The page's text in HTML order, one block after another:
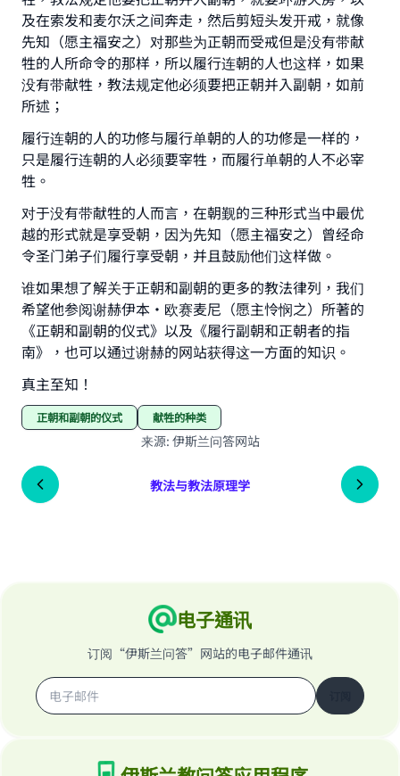
及在索发和麦尔沃之间奔走，然后剪短头发开戒，就像
先知（愿主福安之）对那些为正朝而受戒但是没有带献
牲的人所命令的那样，所以履行连朝的人也这样，如果
没有带献牲，教法规定他必须要把正朝并入副朝，如前
所述；
履行连朝的人的功修与履行单朝的人的功修是一样的，
只是履行连朝的人必须要宰牲，而履行单朝的人不必宰
牲。
对于没有带献牲的人而言，在朝觐的三种形式当中最优
越的形式就是享受朝，因为先知（愿主福安之）曾经命
令圣门弟子们履行享受朝，并且鼓励他们这样做。
谁如果想了解关于正朝和副朝的更多的教法律列，我们
希望他参阅谢赫伊本•欧赛麦尼（愿主怜悯之）所著的
《正朝和副朝的仪式》以及《履行副朝和正朝者的指
南》，也可以通过谢赫的网站获得这一方面的知识。
真主至知！
正朝和副朝的仪式 献牲的种类
来源: 伊斯兰问答网站
教法与教法原理学
电子通讯
订阅“伊斯兰问答”网站的电子邮件通讯